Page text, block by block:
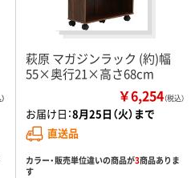
萩原 マガジンラック (約)幅
55×奥行21×高さ68cm
￥6,254（税込）
お届け日：8月25日（火）まで
直送品
カラー・販売単位違いの商品が3商品ありま
す